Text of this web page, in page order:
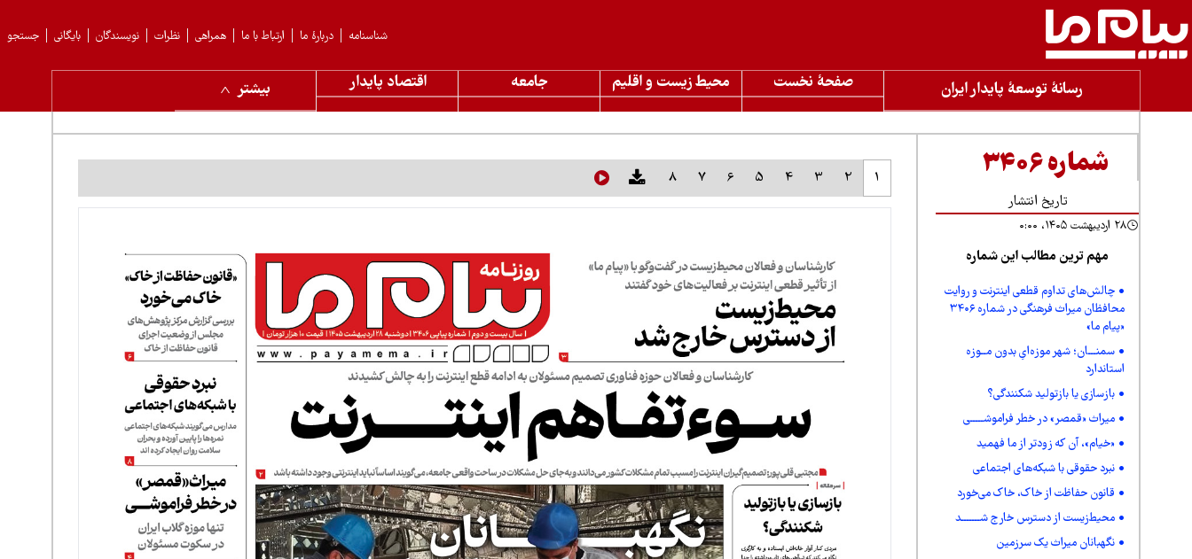
جستجو بایگانی نویسندگان نظرات همراهی ارتباط با ما دربارهٔ ما شناسنامه
رسانۀ توسعۀ پایدار ایران صفحۀ نخست محیط زیست و اقلیم جامعه اقتصاد پایدار بیشتر
شماره ۳۴۰۶
تاریخ انتشار
۲۸ اردیبهشت ۱۴۰۵، ۰:۰۰
مهم ترین مطالب این شماره
چالش‌های تداوم قطعی اینترنت و روایت
محافظان میراث فرهنگی در شماره ۳۴۰۶
«پیام ما»
سمنـــان؛ شهر موزه‌ایِ بدون مــوزه
استاندارد
بازسازی یا بازتولید شکنندگی؟
میراث «قمصر» در خطر فراموشـــــی
«خیام»، آن که زودتر از ما فهمید
نبرد حقوقی با شبکه‌های اجتماعی
قانون حفاظت از خاک، خاک می‌خورد
محیط‌زیست از دسترس خارج شـــــــد
نگهبانان میراث یک سرزمین
1
2
3
4
5
6
7
8